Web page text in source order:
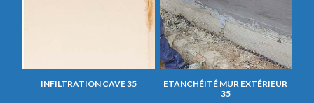
INFILTRATION CAVE 35
ETANCHÉITÉ MUR EXTÉRIEUR
35